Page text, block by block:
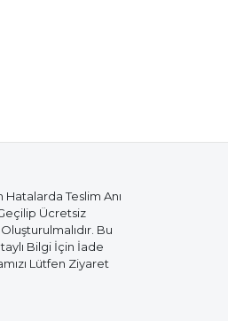
Hatalarda Teslim Anı
Ücretsiz
Bu
Bilgi İçin İade
Lütfen Ziyaret